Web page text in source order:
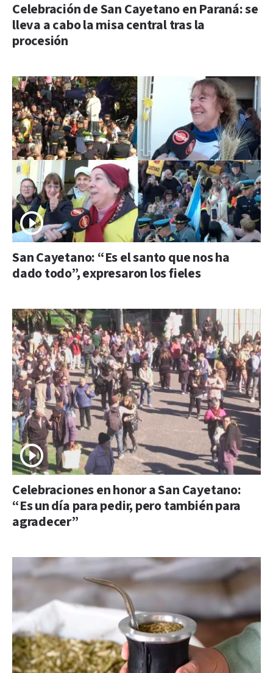
Celebración de San Cayetano en Paraná: se
lleva a cabo la misa central tras la
procesión
San Cayetano: “Es el santo que nos ha
dado todo”, expresaron los fieles
Celebraciones en honor a San Cayetano:
“Es un día para pedir, pero también para
agradecer”